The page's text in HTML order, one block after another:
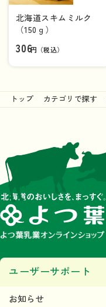
北海道スキムミルク
（150ｇ）
306円（税込）
トップ カテゴリで探す
ユーザーサポート
お知らせ